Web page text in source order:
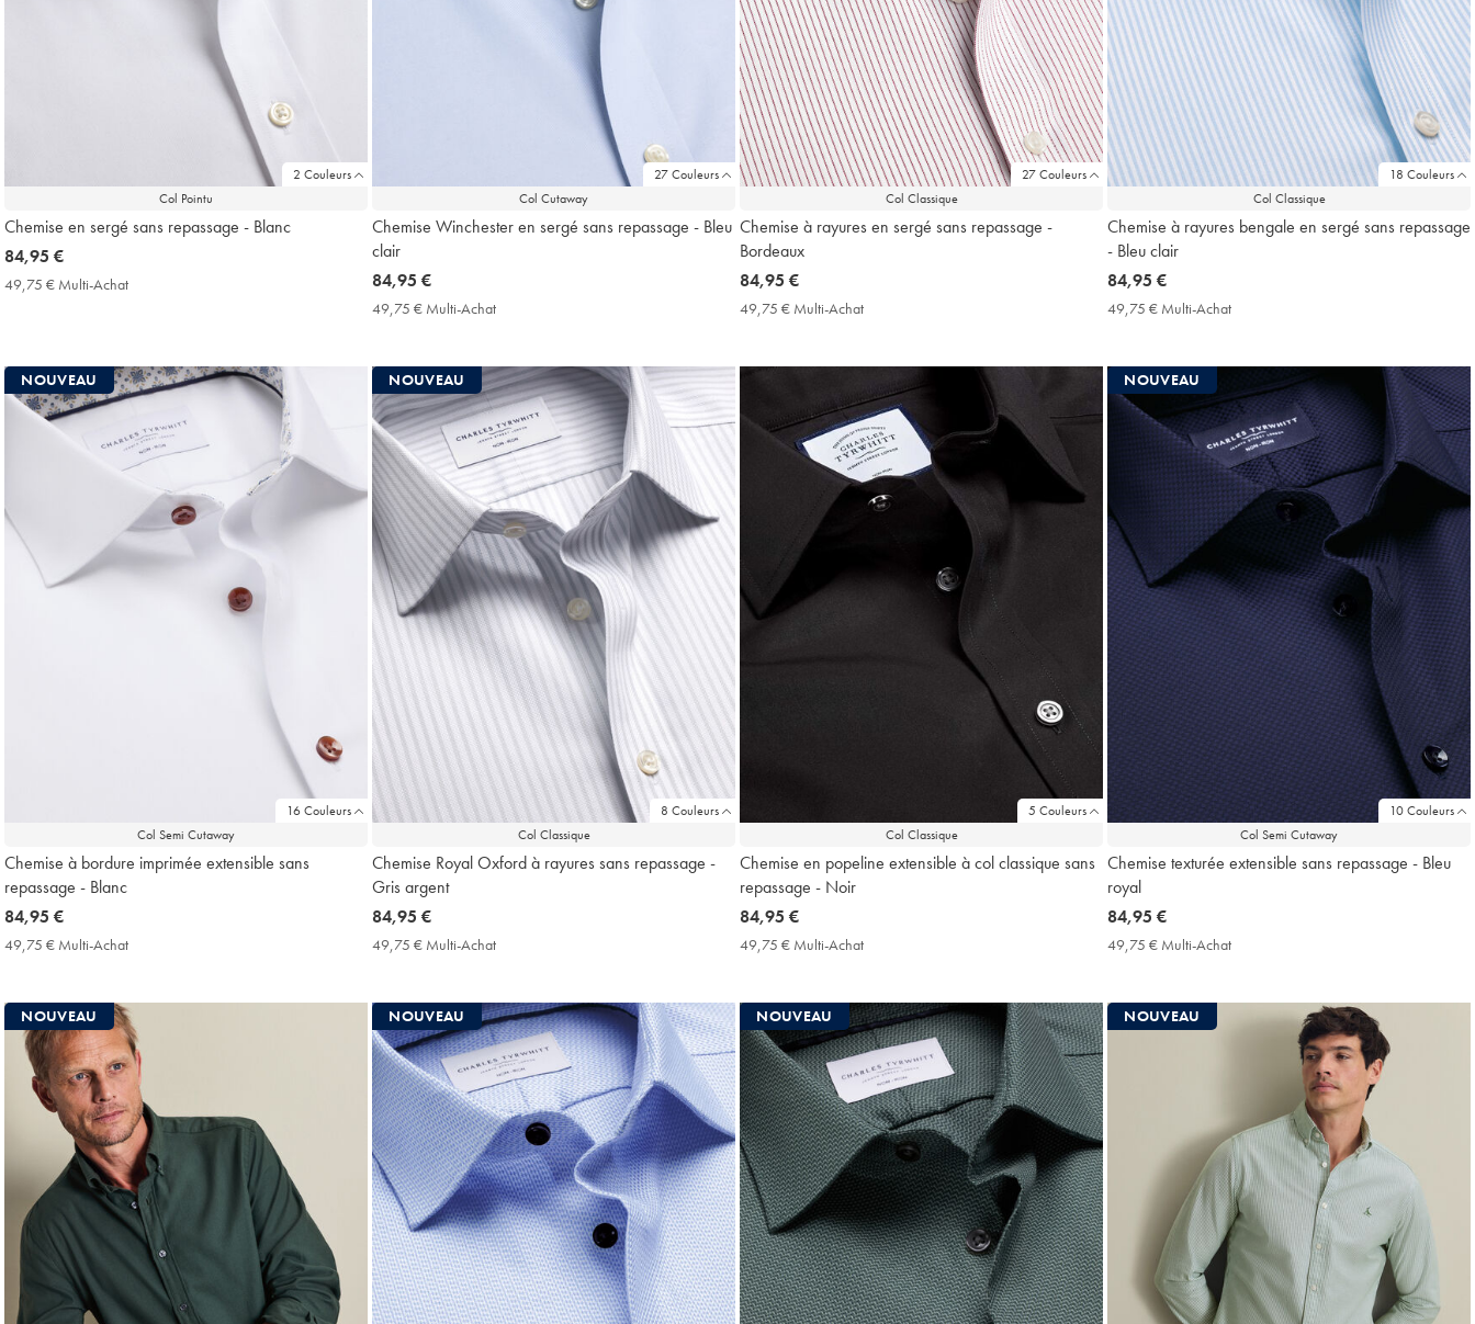
2 Couleurs
Col Pointu
Chemise en sergé sans repassage - Blanc
now
84,95
84,95 €
49,75 € Multi-Achat
Price
27 Couleurs
Col Cutaway
Chemise Winchester en sergé sans repassage - Bleu
clair
now
84,95
84,95 €
49,75 € Multi-Achat
Achat
Price
27 Couleurs
Col Classique
Chemise à rayures en sergé sans repassage -
Bordeaux
now
84,95
84,95 €
49,75 € Multi-Achat
Achat
18 Couleurs
Col Classique
Chemise à rayures bengale en sergé sans repassage
- Bleu clair
now
84,95
84,95 €
49,75 € Multi-Achat
Achat
Price
16 Couleurs
Col Semi Cutaway
NOUVEAU
Chemise à bordure imprimée extensible sans
repassage - Blanc
now
84,95
84,95 €
49,75 € Multi-Achat
Achat
Price
8 Couleurs
Col Classique
NOUVEAU
Chemise Royal Oxford à rayures sans repassage -
Gris argent
now
84,95
84,95 €
49,75 € Multi-Achat
Achat
Price
5 Couleurs
Col Classique
Chemise en popeline extensible à col classique sans
repassage - Noir
now
84,95
84,95 €
49,75 € Multi-Achat
Achat
Price
10 Couleurs
Col Semi Cutaway
NOUVEAU
Chemise texturée extensible sans repassage - Bleu
royal
now
84,95
84,95 €
49,75 € Multi-Achat
Achat
NOUVEAU NOUVEAU NOUVEAU NOUVEAU